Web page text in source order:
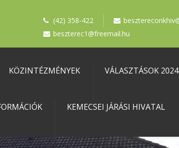
(42) 358-422
beszterec1@freemail.hu
KÖZINTÉZMÉNYEK VÁLASZTÁSOK 2024
KEMECSEI JÁRÁSI HIVATAL